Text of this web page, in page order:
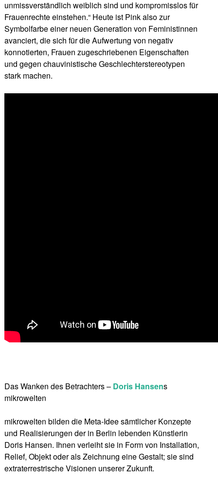
unmissverständlich weiblich sind und kompromisslos für
Frauenrechte einstehen.“ Heute ist Pink also zur
Symbolfarbe einer neuen Generation von Feministinnen
avanciert, die sich für die Aufwertung von negativ
konnotierten, Frauen zugeschriebenen Eigenschaften
und gegen chauvinistische Geschlechterstereotypen
stark machen.
Das Wanken des Betrachters – Doris Hansens
mikrowelten
mikrowelten bilden die Meta-Idee sämtlicher Konzepte
und Realisierungen der in Berlin lebenden Künstlerin
Doris Hansen. Ihnen verleiht sie in Form von Installation,
Relief, Objekt oder als Zeichnung eine Gestalt; sie sind
extraterrestrische Visionen unserer Zukunft.